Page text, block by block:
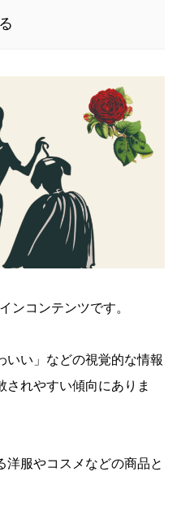
ンコンテンツです。
いい」などの視覚的な情報
されやすい傾向にありま
洋服やコスメなどの商品と